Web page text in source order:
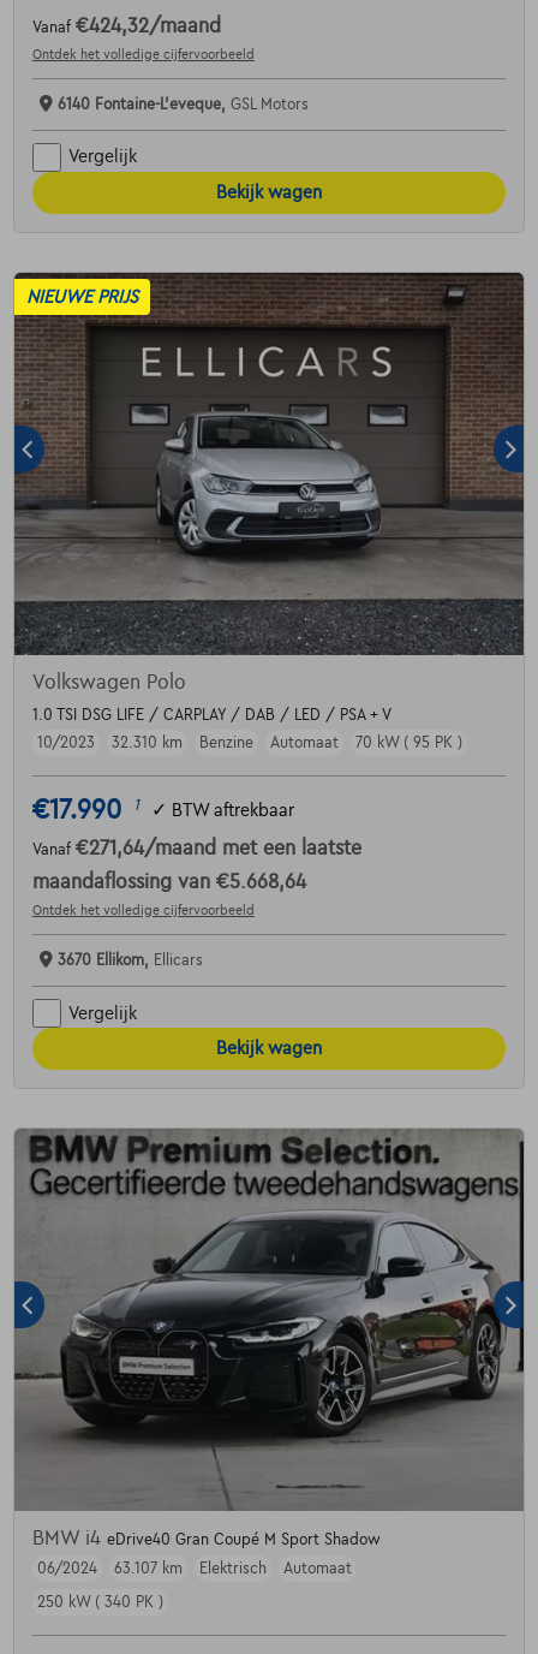
Vanaf €424,32/maand
Ontdek het volledige cijfervoorbeeld
6140 Fontaine-L'eveque, GSL Motors
Vergelijk
Bekijk wagen
NIEUWE PRIJS
Volkswagen Polo
1.0 TSI DSG LIFE / CARPLAY / DAB / LED / PSA + V
10/2023
32.310 km Benzine Automaat 70 kW ( 95 PK )
€17.990 1 ✓ BTW aftrekbaar
Vanaf €271,64/maand met een laatste
maandaflossing van €5.668,64
Ontdek het volledige cijfervoorbeeld
3670 Ellikom, Ellicars
Vergelijk
Bekijk wagen
BMW i4 eDrive40 Gran Coupé M Sport Shadow
06/2024
63.107 km Elektrisch
Automaat
250 kW ( 340 PK )